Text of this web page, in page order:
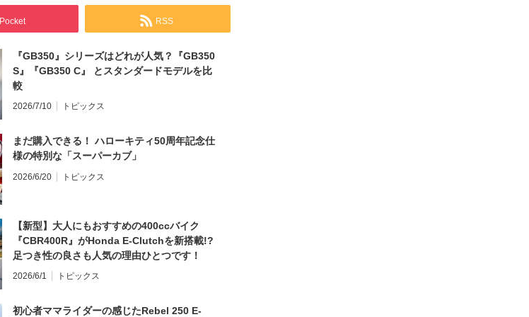
Pocket RSS
『GB350』シリーズはどれが人気？『GB350
S』『GB350 C』 とスタンダードモデルを比
較
2026/7/10 トピックス
まだ購入できる！ ハローキティ50周年記念仕
様の特別な「スーパーカブ」
2026/6/20 トピックス
【新型】大人にもおすすめの400ccバイク
『CBR400R』がHonda E-Clutchを新搭載!?
足つき性の良さも人気の理由ひとつです！
2026/6/1 トピックス
初心者ママライダーの感じたRebel 250 E-